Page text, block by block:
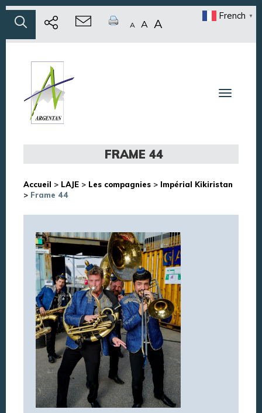
A A A
French ▼
Toggle
FRAME 44
Accueil > LAJE > Les compagnies > Impérial Kikiristan
> Frame 44